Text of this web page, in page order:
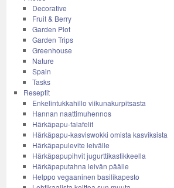
Decorative
Fruit & Berry
Garden Plot
Garden Trips
Greenhouse
Nature
Spain
Tasks
Reseptit
Enkelintukkahillo viikunakurpitsasta
Hannan naattimuhennos
Härkäpapu-falafelit
Härkäpapu-kasviswokki omista kasviksista
Härkäpapulevite leivälle
Härkäpapupihvit jugurttikastikkeella
Härkäpaputahna leivän päälle
Helppo vegaaninen basilikapesto